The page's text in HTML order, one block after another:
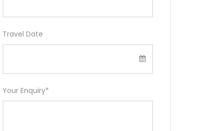
Travel Date
Your Enquiry*